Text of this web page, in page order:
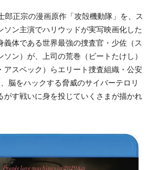
郎正宗の漫画原作「攻殻機動隊」を、ス
ソン主演でハリウッドが実写映画化した
義体である世界最強の捜査官・少佐（ス
ソン）が、上司の荒巻（ビートたけし）
アスベック）らエリート捜査組織・公安
脳をハックする脅威のサイバーテロリ
がす戦いに身を投じていくさまが描かれ